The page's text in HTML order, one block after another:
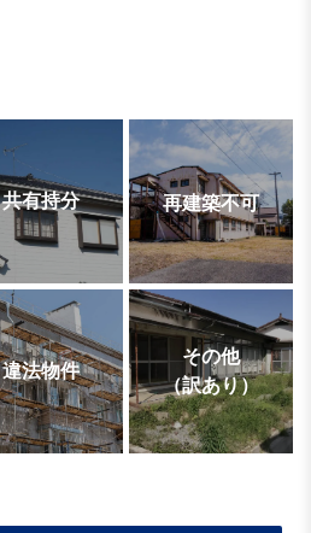
共有持分 再建築不可
違法物件
その他
（訳あり）